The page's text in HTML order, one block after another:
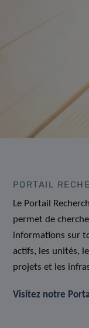
PORTAIL
Le Portail
permet de
informations sur
actifs, les unités,
projets et les
Visitez notre